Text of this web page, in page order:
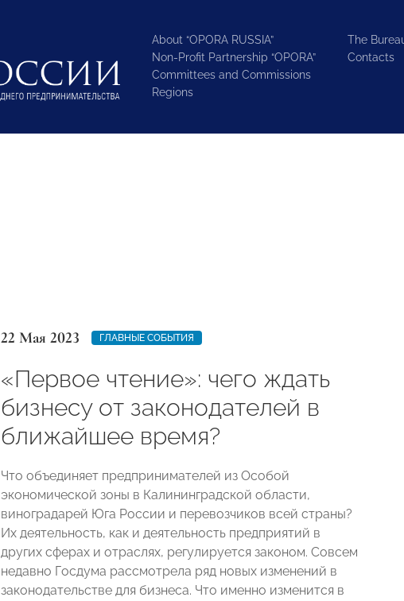
About “OPORA RUSSIA”
Non-Profit Partnership “OPORA”
Committees and Commissions
Regions
The
Contacts
22 Мая 2023 ГЛАВНЫЕ СОБЫТИЯ
«Первое чтение»: чего ждать
бизнесу от законодателей в
ближайшее время?
Что объединяет предпринимателей из Особой
экономической зоны в Калининградской области,
виноградарей Юга России и перевозчиков всей страны?
Их деятельность, как и деятельность предприятий в
других сферах и отраслях, регулируется законом. Совсем
недавно Госдума рассмотрела ряд новых изменений в
законодательстве для бизнеса. Что именно изменится в